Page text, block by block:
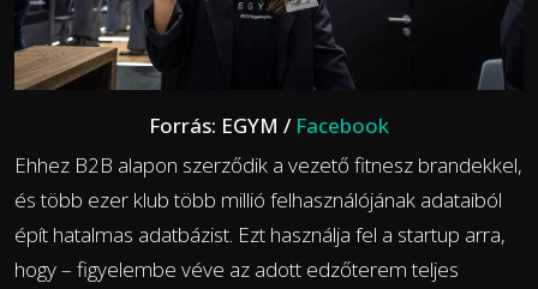
Forrás: EGYM / Facebook
Ehhez B2B alapon szerződik a vezető fitnesz brandekkel,
és több ezer klub több millió felhasználójának adataiból
épít hatalmas adatbázist. Ezt használja fel a startup arra,
hogy – figyelembe véve az adott edzőterem teljes